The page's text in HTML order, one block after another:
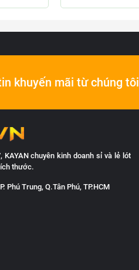
khuyến mãi từ chúng tôi
chuyên kinh doanh sỉ và lẻ lót
thước.
Phú Trung, Q.Tân Phú, TP.HCM